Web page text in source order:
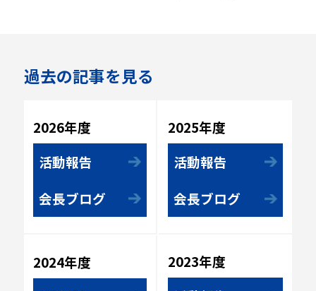
過去の記事を見る
2026年度
活動報告
会長ブログ
2025年度
活動報告
会長ブログ
2024年度
2023年度